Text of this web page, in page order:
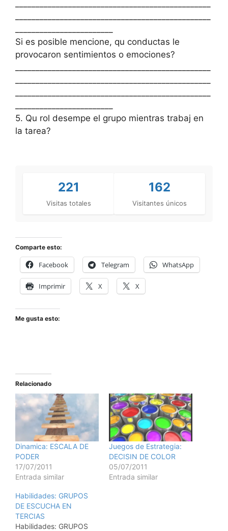
Si es posible mencione, qu conductas le
provocaron sentimientos o emociones?
5. Qu rol desempe el grupo mientras trabaj en
la tarea?
221
Visitas totales
162
Visitantes únicos
Comparte esto:
Facebook Telegram WhatsApp
Imprimir X X
Me gusta esto:
Relacionado
Dinamica: ESCALA DE
PODER
17/07/2011
Entrada similar
Juegos de Estrategia:
DECISIN DE COLOR
05/07/2011
Entrada similar
Habilidades: GRUPOS
DE ESCUCHA EN
TERCIAS
Habilidades: GRUPOS